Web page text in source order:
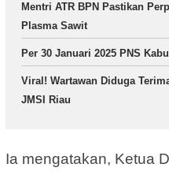
Mentri ATR BPN Pastikan
Plasma Sawit
Per 30 Januari 2025 PNS
Viral! Wartawan Diduga
JMSI Riau
Ia mengatakan, Ketua